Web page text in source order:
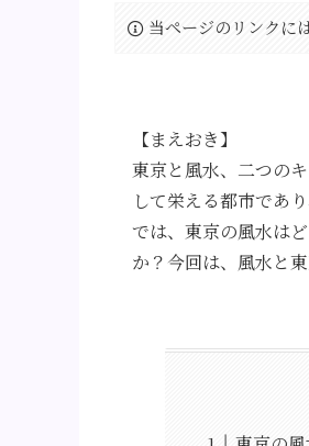
当ページのリンクに
【まえおき】
東京と風水、二つの
して栄える都市であ
では、東京の風水は
か？今回は、風水と